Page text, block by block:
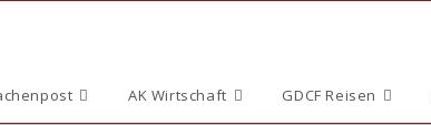
AK Wirtschaft GDCF Reisen